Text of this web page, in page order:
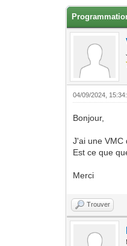
04/09/2024,
Bonjour,
J'ai une VMC
Est ce que
Merci
Trouver